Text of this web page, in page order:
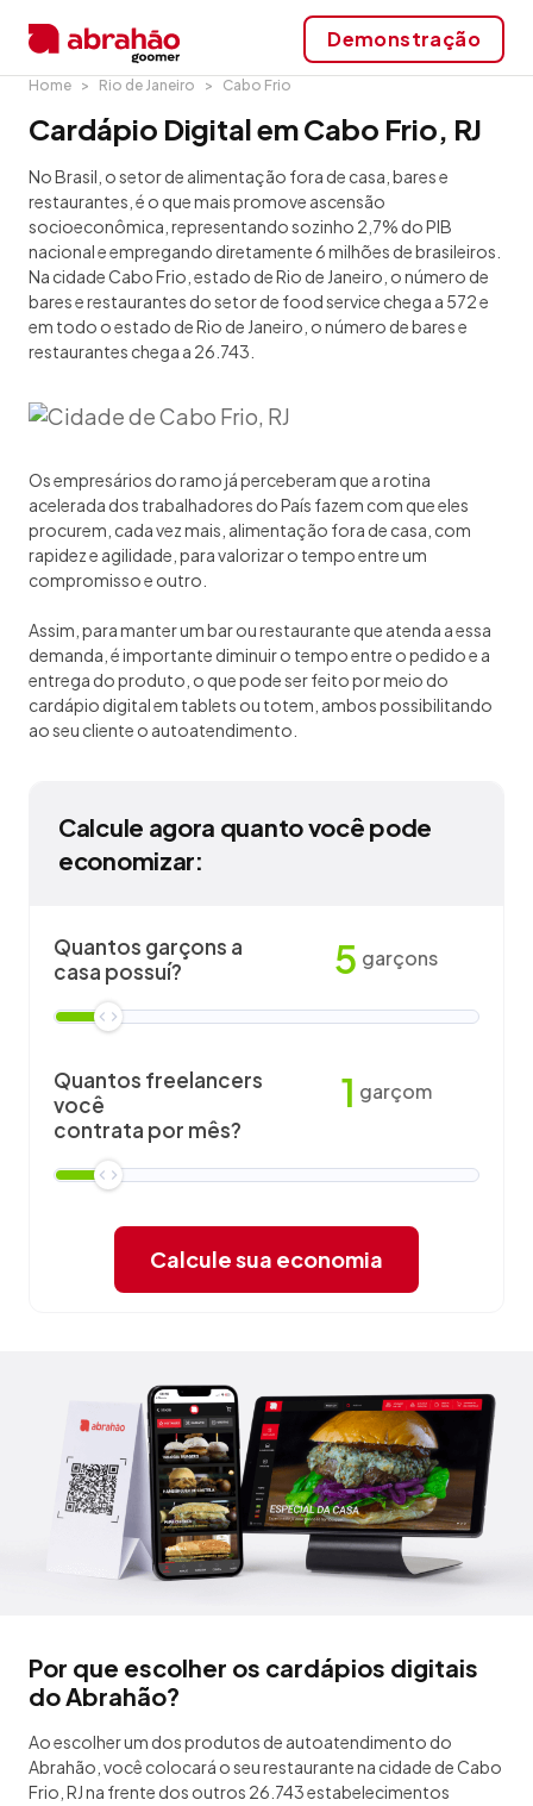
Demonstração
Home Rio de Janeiro Cabo Frio
Cardápio Digital em Cabo Frio, RJ
No Brasil, o setor de alimentação fora de casa, bares e
restaurantes, é o que mais promove ascensão
socioeconômica, representando sozinho 2,7% do PIB
nacional e empregando diretamente 6 milhões de brasileiros.
Na cidade Cabo Frio, estado de Rio de Janeiro, o número de
bares e restaurantes do setor de food service chega a 572 e
em todo o estado de Rio de Janeiro, o número de bares e
restaurantes chega a 26.743.
Os empresários do ramo já perceberam que a rotina
acelerada dos trabalhadores do País fazem com que eles
procurem, cada vez mais, alimentação fora de casa, com
rapidez e agilidade, para valorizar o tempo entre um
compromisso e outro.
Assim, para manter um bar ou restaurante que atenda a essa
demanda, é importante diminuir o tempo entre o pedido e a
entrega do produto, o que pode ser feito por meio do
cardápio digital em tablets ou totem, ambos possibilitando
ao seu cliente o autoatendimento.
Calcule agora quanto você pode
economizar:
Quantos garçons a
casa possuí?
5 garçons
Quantos freelancers
você
contrata por mês?
1 garçom
Calcule sua economia
Por que escolher os cardápios digitais
do Abrahão?
Ao escolher um dos produtos de autoatendimento do
Abrahão, você colocará o seu restaurante na cidade de Cabo
Frio, RJ na frente dos outros 26.743 estabelecimentos